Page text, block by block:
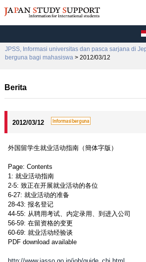
JPSS, Informasi universitas dan pasca sarjana di
berguna bagi mahasiswa > 2012/03/12
Berita
2012/03/12
外国留学生就业活动指南（簡体字版）
Page: Contents
1: 就业活动指南
2-5: 致正在开展就业活动的各位
6-27: 就业活动的准备
28-43: 报名登记
44-55: 从聘用考试、内定录用、到进入公司
56-59: 在留资格的变更
60-69: 就业活动经验谈
PDF download available